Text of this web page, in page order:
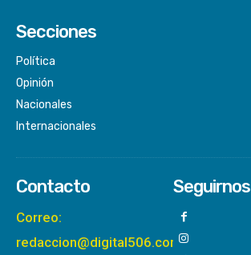
Secciones
Política
Opinión
Nacionales
Internacionales
Contacto
Correo:
redaccion@digital506.com
Seguirnos